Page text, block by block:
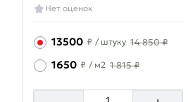
Нет оценок
13500 ₽ / штуку 14 850 ₽
1650 ₽ / м2 1 815 ₽